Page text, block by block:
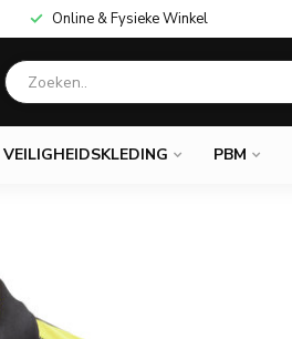
Online & Fysieke Winkel
VEILIGHEIDSKLEDING PBM